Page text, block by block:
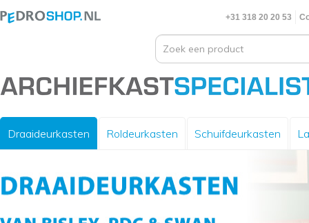
+31 318 20 20 53
Draaideurkasten Roldeurkasten Schuifdeurkasten